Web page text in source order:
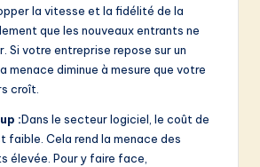
la vitesse et la fidélité de la
que les nouveaux entrants ne
Si votre entreprise repose sur un
menace diminue à mesure que votre
croît.
:Dans le secteur logiciel, le coût de
faible. Cela rend la menace des
élevée. Pour y faire face,